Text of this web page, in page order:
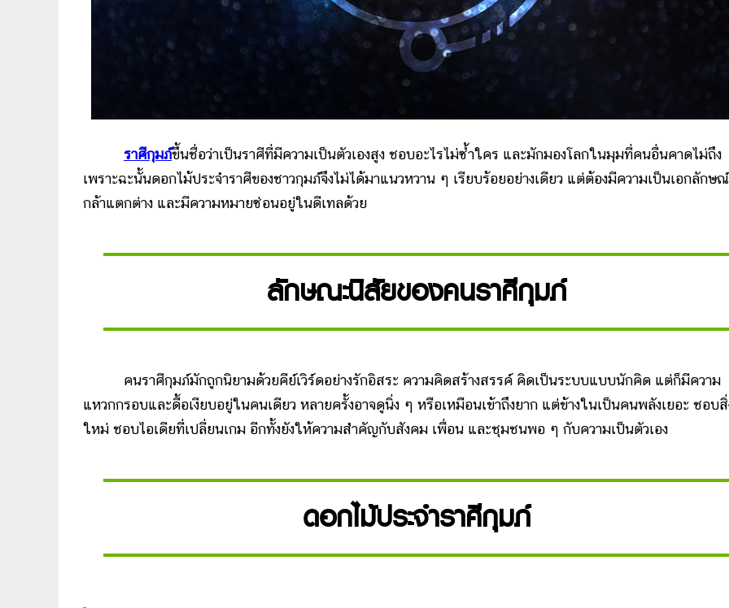
ราศีกุมภ์ขึ้นชื่อว่าเป็นราศีที่มีความเป็นตัวเองสูง ชอบอะไรไม่ซ้ำใคร และมักมองโลกในมุมที่คนอื่นคาดไม่ถึง
เพราะฉะนั้นดอกไม้ประจำราศีของชาวกุมภ์จึงไม่ได้มาแนวหวาน ๆ เรียบร้อยอย่างเดียว แต่ต้องมีความเป็นเอกลักษณ์
กล้าแตกต่าง และมีความหมายซ่อนอยู่ในดีเทลด้วย
ลักษณะนิสัยของคนราศีกุมภ์
คนราศีกุมภ์มักถูกนิยามด้วยคีย์เวิร์ดอย่างรักอิสระ ความคิดสร้างสรรค์ คิดเป็นระบบแบบนักคิด แต่ก็มีความ
แหวกกรอบและดื้อเงียบอยู่ในคนเดียว หลายครั้งอาจดูนิ่ง ๆ หรือเหมือนเข้าถึงยาก แต่ข้างในเป็นคนพลังเยอะ ชอบสิ่
ใหม่ ชอบไอเดียที่เปลี่ยนเกม อีกทั้งยังให้ความสำคัญกับสังคม เพื่อน และชุมชนพอ ๆ กับความเป็นตัวเอง
ดอกไม้ประจำราศีกุมภ์